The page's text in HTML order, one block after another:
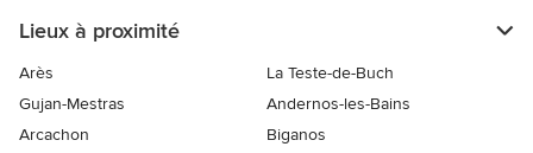
Lieux à proximité
Arès
La Teste-de-Buch
Gujan-Mestras
Andernos-les-Bains
Arcachon
Biganos